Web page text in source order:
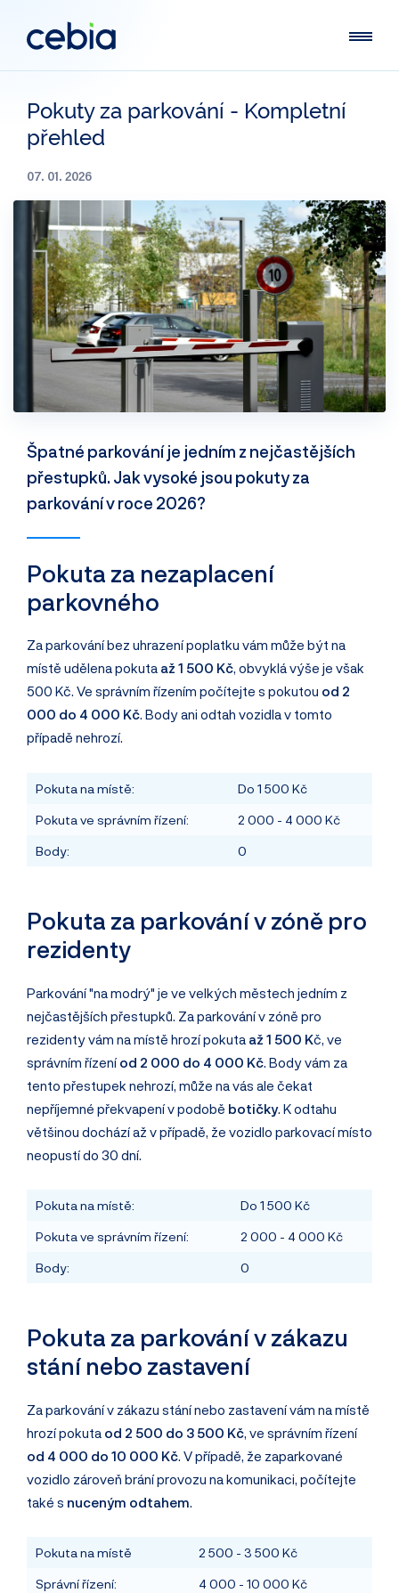
Pokuty za parkování - Kompletní
přehled
07. 01. 2026
Špatné parkování je jedním z nejčastějších
přestupků. Jak vysoké jsou pokuty za
parkování v roce 2026?
Pokuta za nezaplacení
parkovného
Za parkování bez uhrazení poplatku vám může být na
místě udělena pokuta až 1 500 Kč, obvyklá výše je však
500 Kč. Ve správním řízením počítejte s pokutou od 2
000 do 4 000 Kč. Body ani odtah vozidla v tomto
případě nehrozí.
Pokuta na místě: Do 1 500 Kč
Pokuta ve správním řízení: 2 000 - 4 000 Kč
Body: 0
Pokuta za parkování v zóně pro
rezidenty
Parkování "na modrý" je ve velkých městech jedním z
nejčastějších přestupků. Za parkování v zóně pro
rezidenty vám na místě hrozí pokuta až 1 500 Kč, ve
správním řízeníod 2 000 do 4 000 Kč . Body vám za
tento přestupek nehrozí, může na vás ale čekat
nepříjemné překvapení v podobě botičky. K odtahu
většinou dochází až v případě, že vozidlo parkovací místo
neopustí do 30 dní.
Pokuta na místě: Do 1 500 Kč
Pokuta ve správním řízení: 2 000 - 4 000 Kč
Body: 0
Pokuta za parkování v zákazu
stání nebo zastavení
Za parkování v zákazu stání nebo zastavení vám na místě
hrozí pokuta od 2 500 do 3 500 Kč, ve správním řízení
od 4 000 do 10 000 Kč. V případě, že zaparkované
vozidlo zároveň brání provozu na komunikaci, počítejte
také s nuceným odtahem.
Pokuta na místě 2 500 - 3 500 Kč
Správní řízení: 4 000 - 10 000 Kč